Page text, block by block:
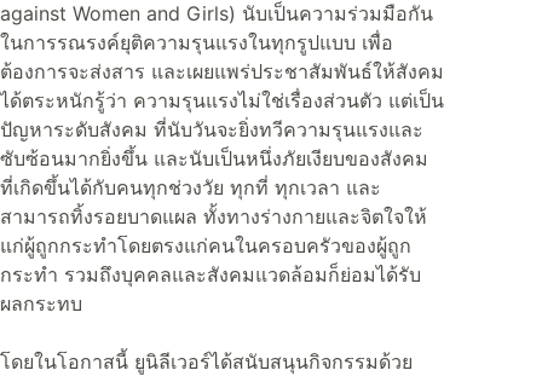
against Women and Girls) นับเป็นความร่วมมือกัน
ในการรณรงค์ยุติความรุนแรงในทุกรูปแบบ เพื่อ
ต้องการจะส่งสาร และเผยแพร่ประชาสัมพันธ์ให้สังคม
ได้ตระหนักรู้ว่า ความรุนแรงไม่ใช่เรื่องส่วนตัว แต่เป็น
ปัญหาระดับสังคม ที่นับวันจะยิ่งทวีความรุนแรงและ
ซับซ้อนมากยิ่งขึ้น และนับเป็นหนึ่งภัยเงียบของสังคม
ที่เกิดขึ้นได้กับคนทุกช่วงวัย ทุกที่ ทุกเวลา และ
สามารถทิ้งรอยบาดแผล ทั้งทางร่างกายและจิตใจให้
แก่ผู้ถูกกระทำโดยตรงแก่คนในครอบครัวของผู้ถูก
กระทำ รวมถึงบุคคลและสังคมแวดล้อมก็ย่อมได้รับ
ผลกระทบ
โดยในโอกาสนี้ ยูนิลีเวอร์ได้สนับสนุนกิจกรรมด้วย